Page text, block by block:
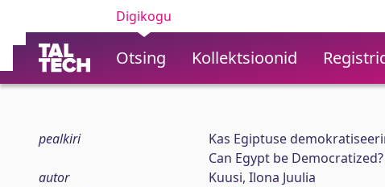
Digikogu
Otsing Kollektsioonid
pealkiri
Kas Egiptuse
Can Egypt be Democratized?
autor
Kuusi, Ilona Juulia